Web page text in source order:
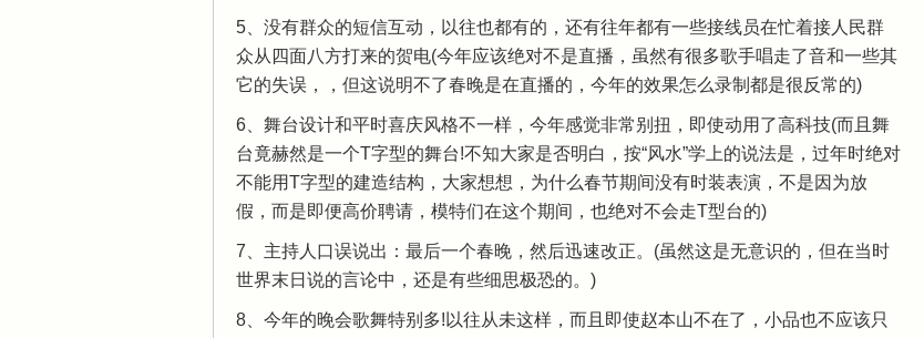
5、没有群众的短信互动，以往也都有的，还有往年都有一些接线员在忙着接人民群
众从四面八方打来的贺电(今年应该绝对不是直播，虽然有很多歌手唱走了音和一些其
它的失误，，但这说明不了春晚是在直播的，今年的效果怎么录制都是很反常的)
6、舞台设计和平时喜庆风格不一样，今年感觉非常别扭，即使动用了高科技(而且舞
台竟赫然是一个T字型的舞台!不知大家是否明白，按“风水”学上的说法是，过年时绝对
不能用T字型的建造结构，大家想想，为什么春节期间没有时装表演，不是因为放
假，而是即便高价聘请，模特们在这个期间，也绝对不会走T型台的)
7、主持人口误说出：最后一个春晚，然后迅速改正。(虽然这是无意识的，但在当时
世界末日说的言论中，还是有些细思极恐的。)
8、今年的晚会歌舞特别多!以往从未这样，而且即使赵本山不在了，小品也不应该只